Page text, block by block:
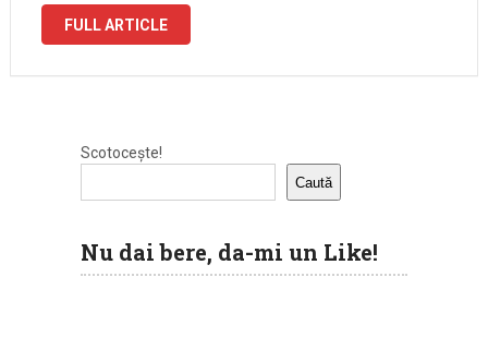
de seama venit tocmai …
FULL ARTICLE
Scotocește!
Caută
Nu dai bere, da-mi un Like!